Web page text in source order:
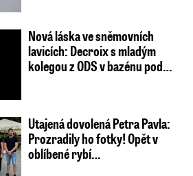
Nová láska ve sněmovních
lavicích: Decroix s mladým
kolegou z ODS v bazénu pod…
Utajená dovolená Petra Pavla:
Prozradily ho fotky! Opět v
oblíbené rybí…